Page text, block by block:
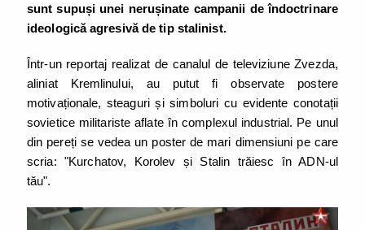
sunt supuși unei nerușinate campanii de îndoctrinare
ideologică agresivă de tip stalinist.
Într-un reportaj realizat de canalul de televiziune Zvezda,
aliniat Kremlinului, au putut fi observate postere
motivaționale, steaguri și simboluri cu evidente conotații
sovietice militariste aflate în complexul industrial. Pe unul
din pereți se vedea un poster de mari dimensiuni pe care
scria: "Kurchatov, Korolev și Stalin trăiesc în ADN-ul
tău".